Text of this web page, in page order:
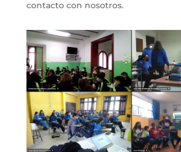
contacto con nosotros.